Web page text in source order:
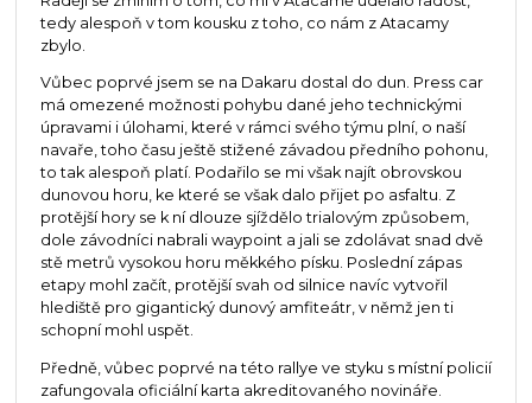
tedy alespoň v tom kousku z toho, co nám z Atacamy
zbylo.
Vůbec poprvé jsem se na Dakaru dostal do dun. Press car
má omezené možnosti pohybu dané jeho technickými
úpravami i úlohami, které v rámci svého týmu plní, o naší
navaře, toho času ještě stižené závadou předního pohonu,
to tak alespoň platí. Podařilo se mi však najít obrovskou
dunovou horu, ke které se však dalo přijet po asfaltu. Z
protější hory se k ní dlouze sjíždělo trialovým způsobem,
dole závodníci nabrali waypoint a jali se zdolávat snad dvě
stě metrů vysokou horu měkkého písku. Poslední zápas
etapy mohl začít, protější svah od silnice navíc vytvořil
hlediště pro gigantický dunový amfiteátr, v němž jen ti
schopní mohl uspět.
Předně, vůbec poprvé na této rallye ve styku s místní policií
zafungovala oficiální karta akreditovaného novináře.